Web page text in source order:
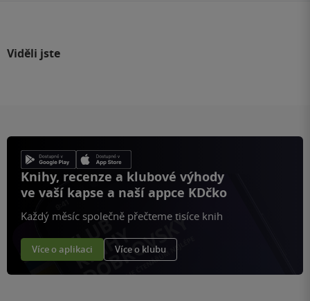
Viděli jste
Knihy, recenze a klubové výhody
ve vaší kapse a naší appce KDčko
Každý měsíc společně přečteme tisíce knih
Více o aplikaci Více o klubu